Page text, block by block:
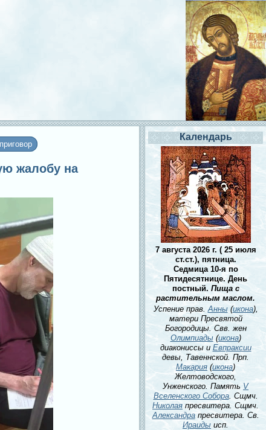
жалобу на
Календарь
7 августа 2026 г. ( 25 июля
ст.ст.), пятница.
Седмица 10-я по
Пятидесятнице. День
постный. Пища с
растительным маслом.
Успение прав.Анны(икона),
матери Пресвятой
Богородицы. Свв. жен
Олимпиады(икона)
диакониссы и Евпраксии
девы, Тавеннской. Прп.
Макария (икона)
Желтоводского,
Унженского. Память V
Вселенского Собора. Сщмч.
Николая пресвитера. Сщмч.
Александрапресвитера. Св.
Ираиды исп.